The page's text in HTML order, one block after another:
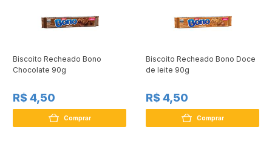
Biscoito Recheado Bono
Chocolate 90g
R$ 4,50
Comprar
Biscoito Recheado Bono Doce
de leite 90g
R$ 4,50
Comprar